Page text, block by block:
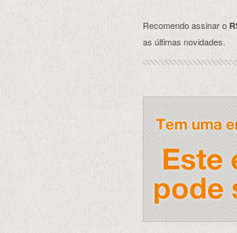
Recomendo assinar o
as últimas novidades.